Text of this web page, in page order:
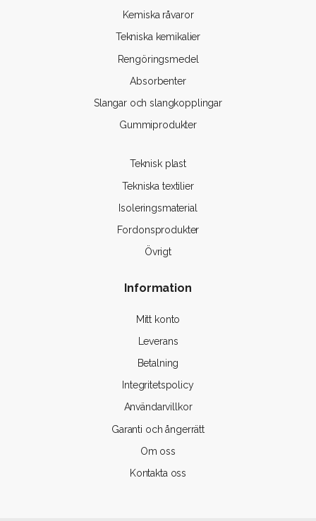
Kemiska råvaror
Tekniska kemikalier
Rengöringsmedel
Absorbenter
Slangar och slangkopplingar
Gummiprodukter
Teknisk plast
Tekniska textilier
Isoleringsmaterial
Fordonsprodukter
Övrigt
Information
Mitt konto
Leverans
Betalning
Integritetspolicy
Användarvillkor
Garanti och ångerrätt
Om oss
Kontakta oss